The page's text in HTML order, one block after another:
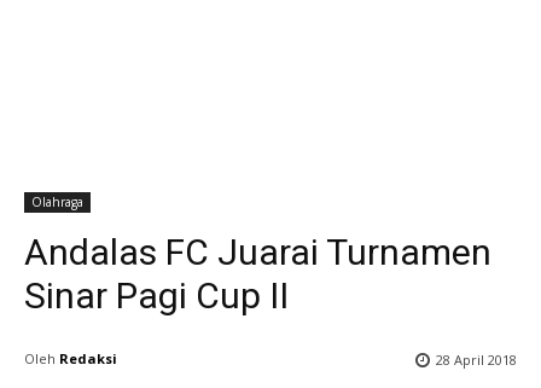
Olahraga
Andalas FC Juarai Turnamen
Sinar Pagi Cup II
Oleh Redaksi 28 April 2018